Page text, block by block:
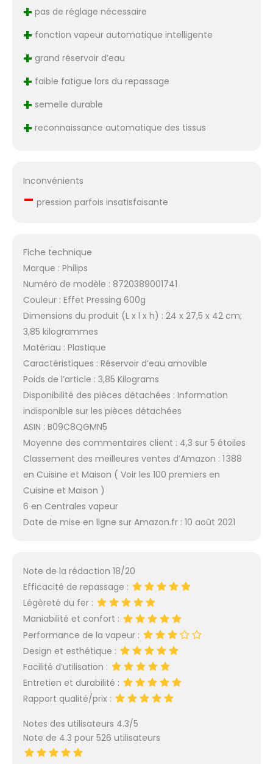
+ pas de réglage nécessaire
+ fonction vapeur automatique intelligente
+ grand réservoir d’eau
+ faible fatigue lors du repassage
+ semelle durable
+ reconnaissance automatique des tissus
Inconvénients
– pression parfois insatisfaisante
Fiche technique
Marque : Philips
Numéro de modèle : 8720389001741
Couleur : Effet Pressing 600g
Dimensions du produit (L x l x h) : 24 x 27,5 x 42 cm;
3,85 kilogrammes
Matériau : Plastique
Caractéristiques : Réservoir d’eau amovible
Poids de l’article : 3,85 Kilograms
Disponibilité des pièces détachées : Information
indisponible sur les pièces détachées
ASIN : B09C8QGMN5
Moyenne des commentaires client : 4,3 sur 5 étoiles
Classement des meilleures ventes d’Amazon : 1 388
en Cuisine et Maison ( Voir les 100 premiers en
Cuisine et Maison )
6 en Centrales vapeur
Date de mise en ligne sur Amazon.fr : 10 août 2021
Note de la rédaction 18/20
Efficacité de repassage :
Légèreté du fer :
Maniabilité et confort :
Performance de la vapeur :
Design et esthétique :
Facilité d’utilisation :
Entretien et durabilité :
Rapport qualité/prix :
Notes des utilisateurs 4.3/5
Note de 4.3 pour 526 utilisateurs